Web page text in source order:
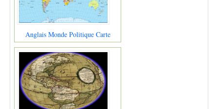
Anglais Monde Politique Carte